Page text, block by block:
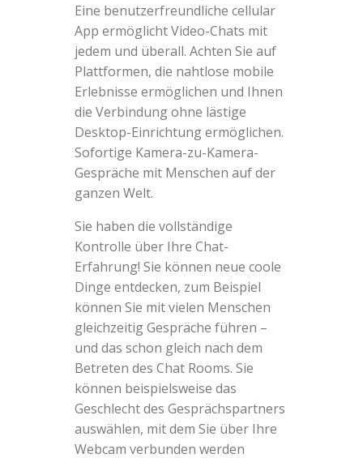
Eine benutzerfreundliche cellular
App ermöglicht Video-Chats mit
jedem und überall. Achten Sie auf
Plattformen, die nahtlose mobile
Erlebnisse ermöglichen und Ihnen
die Verbindung ohne lästige
Desktop-Einrichtung ermöglichen.
Sofortige Kamera-zu-Kamera-
Gespräche mit Menschen auf der
ganzen Welt.
Sie haben die vollständige
Kontrolle über Ihre Chat-
Erfahrung! Sie können neue coole
Dinge entdecken, zum Beispiel
können Sie mit vielen Menschen
gleichzeitig Gespräche führen –
und das schon gleich nach dem
Betreten des Chat Rooms. Sie
können beispielsweise das
Geschlecht des Gesprächspartners
auswählen, mit dem Sie über Ihre
Webcam verbunden werden